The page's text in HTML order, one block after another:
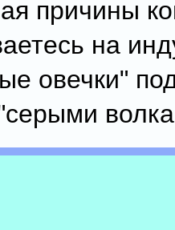
причины
на
овечки"